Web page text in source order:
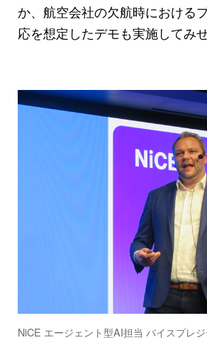
か、航空会社の欠航時における
応を想定したデモも実施してみせ
NiCE エージェント型AI担当 バイスプレ